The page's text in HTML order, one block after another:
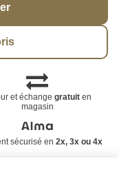
et échangegratuit en
magasin
sécurisé en 2x, 3x ou 4x